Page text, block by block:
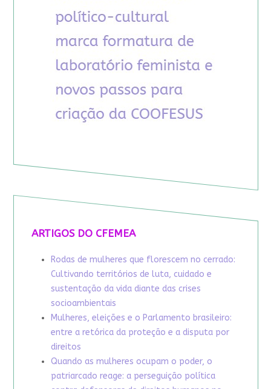
ARTIGOS DO CFEMEA
Rodas de mulheres que florescem no cerrado:
Cultivando territórios de luta, cuidado e
sustentação da vida diante das crises
socioambientais
Mulheres, eleições e o Parlamento brasileiro:
entre a retórica da proteção e a disputa por
direitos
Quando as mulheres ocupam o poder, o
patriarcado reage: a perseguição política